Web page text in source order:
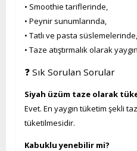
• Smoothie tariflerinde,
• Peynir sunumlarında,
• Tatlı ve pasta süslemelerinde,
• Taze atıştırmalık olarak
❓ Sık Sorulan Sorular
Siyah üzüm taze olarak
Evet. En yaygın tüketim şekli
tüketilmesidir.
Kabuklu yenebilir mi?